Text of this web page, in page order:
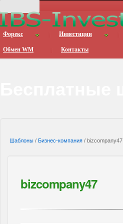
Форекс Инвестиции
Обмен WM Контакты
Шаблоны / Бизнес-компания / bizcompany47
bizcompany47